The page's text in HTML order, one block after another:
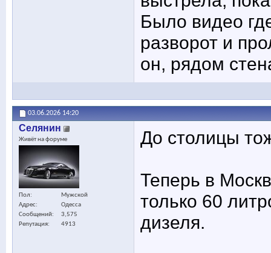
Было видео
разворот и
он, рядом
03.06.2026 14:20
Селянин
Живёт на форуме
Пол
Мужской
Адрес
Одесса
Сообщений
3,575
Репутация
4913
До столицы
Теперь в
только 60
дизеля.